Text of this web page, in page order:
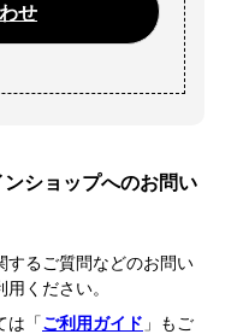
せ
ショップへのお問い
するご質問などのお問い
ください。
は「ご利用ガイド 」もご